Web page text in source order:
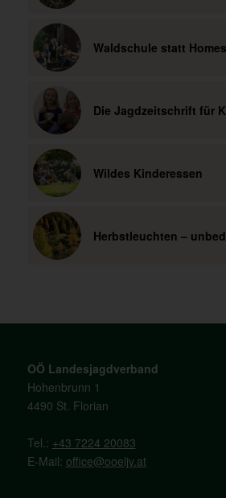
Waldschule statt
Die Jagdzeitschrift für
Wildes Kinderessen
Herbstleuchten –
OÖ Landesjagdverband
Hohenbrunn 1
4490 St. Florian
Tel.: +43 7224 20083
E-Mail: office@ooeljv.at